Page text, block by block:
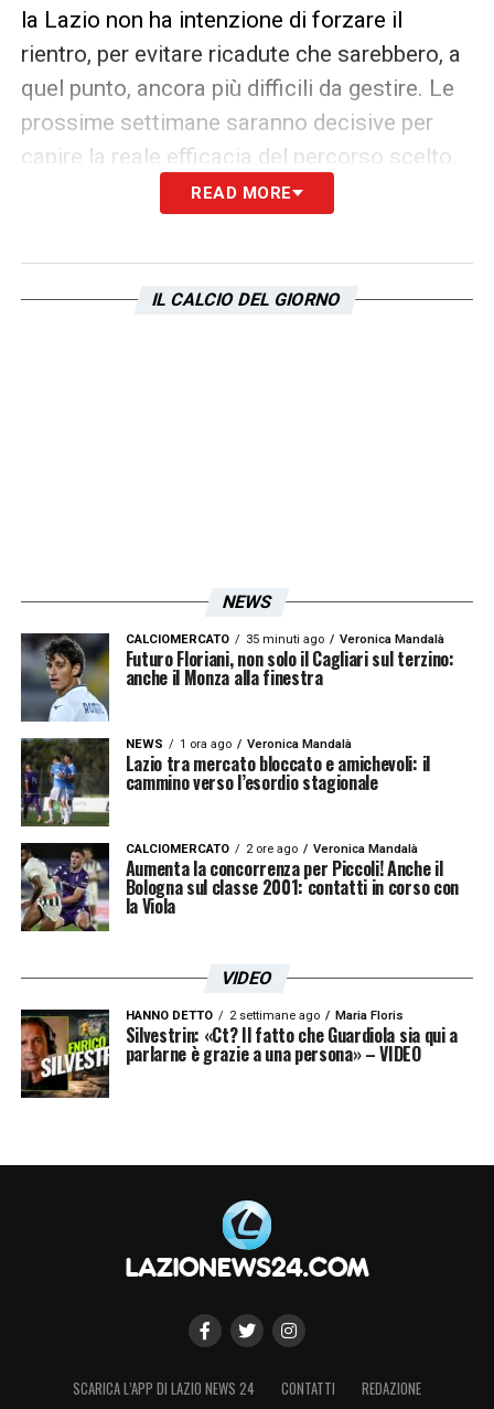
la Lazio non ha intenzione di forzare il
rientro, per evitare ricadute che sarebbero, a
quel punto, ancora più difficili da gestire. Le
prossime settimane saranno decisive per
capire la reale efficacia del percorso scelto.
Lazio, per Dia è tempo di
READ MORE
IL CALCIO DEL GIORNO
NEWS
CALCIOMERCATO 35 minuti ago Veronica Mandalà
Futuro Floriani, non solo il Cagliari sul terzino:
anche il Monza alla finestra
NEWS 1 ora ago Veronica Mandalà
Lazio tra mercato bloccato e amichevoli: il
cammino verso l’esordio stagionale
CALCIOMERCATO 2 ore ago Veronica Mandalà
Aumenta la concorrenza per Piccoli! Anche il
Bologna sul classe 2001: contatti in corso con
la Viola
VIDEO
HANNO DETTO 2 settimane ago Maria Floris
Silvestrin: «Ct? Il fatto che Guardiola sia qui a
parlarne è grazie a una persona» – VIDEO
SCARICA L’APP DI LAZIO NEWS 24 CONTATTI
REDAZIONE